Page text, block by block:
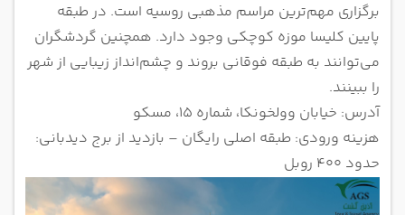
برگزاری مهم‌ترین مراسم مذهبی روسیه است. در طبقه
پایین کلیسا موزه کوچکی وجود دارد. همچنین گردشگران
می‌توانند به طبقه فوقانی بروند و چشم‌انداز زیبایی از شهر
را ببینند.
آدرس: خیابان وولخونکا، شماره ۱۵، مسکو
هزینه ورودی: طبقه اصلی رایگان – بازدید از برج دیدبانی:
حدود ۴۰۰ روبل